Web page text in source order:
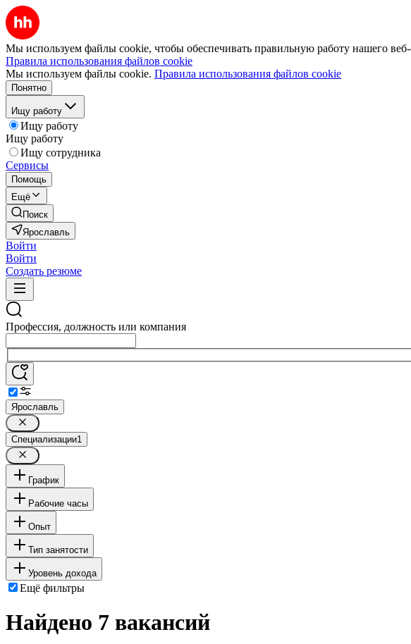
Мы используем файлы cookie, чтобы обеспечивать правильную работу нашего веб-
Правила использования файлов cookie
Мы используем файлы cookie. Правила использования файлов cookie
Понятно
Ищу работу
Ищу работу
Ищу работу
Ищу сотрудника
Сервисы
Помощь
Ещё
Поиск
Ярославль
Войти
Войти
Создать резюме
Профессия, должность или компания
Ярославль
Специализации1
График
Рабочие часы
Опыт
Тип занятости
Уровень дохода
Ещё фильтры
Найдено 7 вакансий